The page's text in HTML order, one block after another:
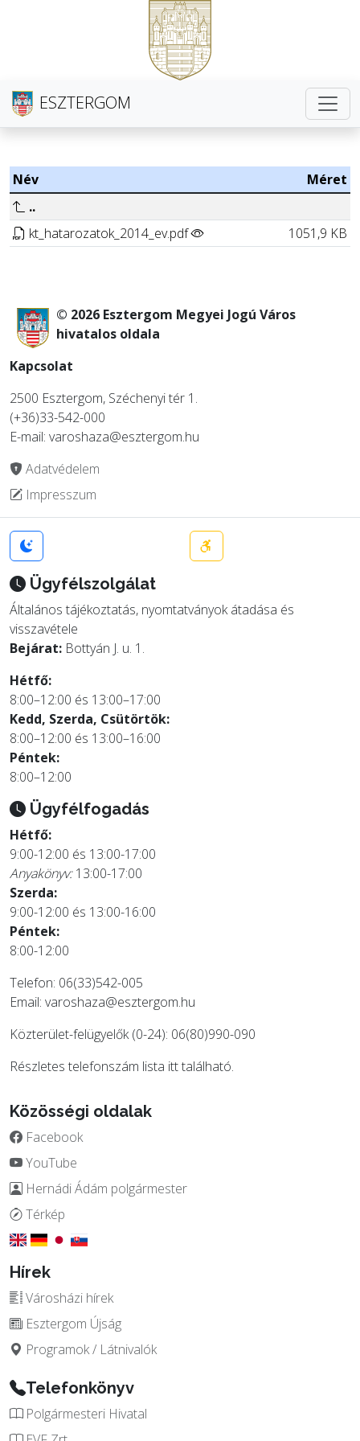
ESZTERGOM
Név
Méret
..
kt_hatarozatok_2014_ev.pdf
1051,9 KB
© 2026 Esztergom Megyei Jogú Város
hivatalos oldala
Kapcsolat
2500 Esztergom, Széchenyi tér 1.
(+36)33-542-000
E-mail: varoshaza@esztergom.hu
Adatvédelem
Impresszum
Ügyfélszolgálat
Általános tájékoztatás, nyomtatványok átadása és
visszavétele
Bejárat: Bottyán J. u. 1.
Hétfő:
8:00–12:00 és 13:00–17:00
Kedd, Szerda, Csütörtök:
8:00–12:00 és 13:00–16:00
Péntek:
8:00–12:00
Ügyfélfogadás
Hétfő:
9:00-12:00 és 13:00-17:00
Anyakönyv:13:00-17:00
Szerda:
9:00-12:00 és 13:00-16:00
Péntek:
8:00-12:00
Telefon: 06(33)542-005
Email: varoshaza@esztergom.hu
Közterület-felügyelők (0-24): 06(80)990-090
Részletes telefonszám lista itttalálható.
Közösségi oldalak
Facebook
YouTube
Hernádi Ádám polgármester
Térkép
Hírek
Városházi hírek
Esztergom Újság
Programok / Látnivalók
Telefonkönyv
Polgármesteri Hivatal